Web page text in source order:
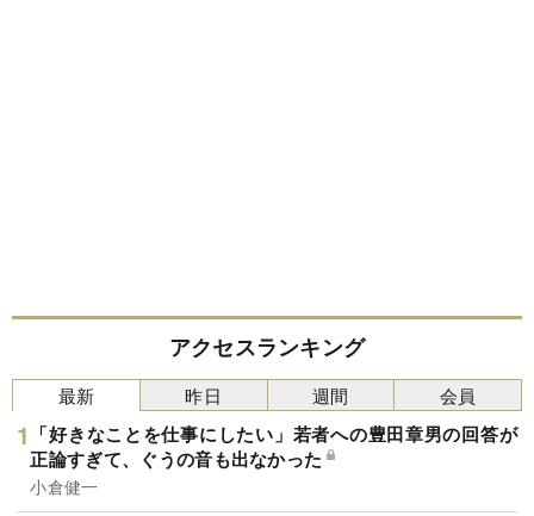
アクセスランキング
最新
「好きなことを仕事にしたい」若者への豊田章男の回答が
正論すぎて、ぐうの音も出なかった
小倉健一
昨日 週間 会員